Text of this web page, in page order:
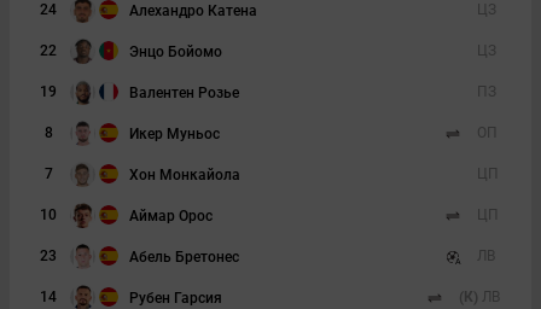
24 Алехандро Катена ЦЗ
22 Энцо Бойомо ЦЗ
19 Валентен Розье ПЗ
8 Икер Муньос ОП
7 Хон Монкайола ЦП
10 Аймар Орос ЦП
23 Абель Бретонес ЛВ
14 Рубен Гарсия (К) ЛВ